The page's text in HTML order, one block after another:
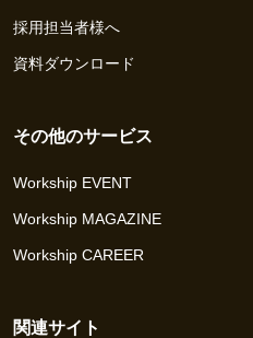
採用担当者様へ
資料ダウンロード
その他のサービス
Workship EVENT
Workship MAGAZINE
Workship CAREER
関連サイト